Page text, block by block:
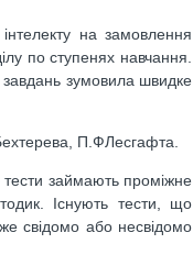
на замовлення
по ступенях навчання.
завдань зумовила швидке
П.ФЛесгафта.
займають проміжне
Існують тести, що
свідомо або несвідомо